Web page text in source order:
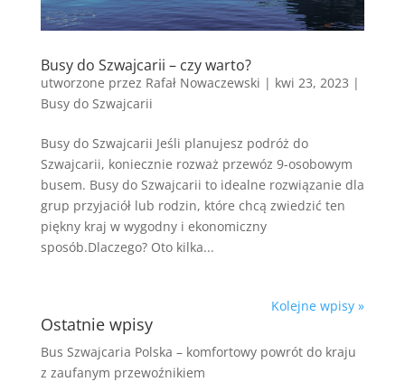
Busy do Szwajcarii – czy warto?
utworzone przez Rafał Nowaczewski | kwi 23, 2023 |
Busy do Szwajcarii
Busy do Szwajcarii Jeśli planujesz podróż do
Szwajcarii, koniecznie rozważ przewóz 9-osobowym
busem. Busy do Szwajcarii to idealne rozwiązanie dla
grup przyjaciół lub rodzin, które chcą zwiedzić ten
piękny kraj w wygodny i ekonomiczny
sposób.Dlaczego? Oto kilka...
Kolejne wpisy »
Ostatnie wpisy
Bus Szwajcaria Polska – komfortowy powrót do kraju
z zaufanym przewoźnikiem